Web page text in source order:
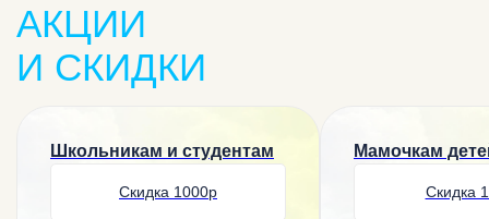
АКЦИИ
И СКИДКИ
Школьникам и студентам
Скидка 1000р
Мамочкам
Скидка